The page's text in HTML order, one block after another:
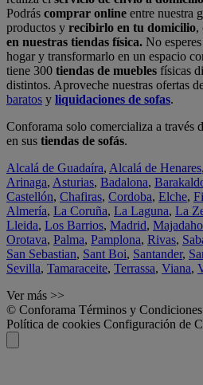
Podrás comprar online entre nuestra
productos y recibirlo en tu domicilio,
en nuestras tiendas física. No
hogar y transformarlo en un espacio
tiene 300 tiendas de muebles físicas
distintos. Aproveche nuestras ofertas
baratos y liquidaciones de sofas.
Conforama solo comercializa a través
en sus tiendas de sofás.
Alcalá de Guadaíra, Alcalá de Henares,
Arinaga, Asturias, Badalona,
Castellón, Chafiras, Cordoba, Elche,
Almería, La Coruña, La Laguna, La
Lleida, Los Barrios, Madrid,
Orotava, Palma, Pamplona, Rivas,
San Sebastian, Sant Boi, Santander,
Sevilla, Tamaraceite, Terrassa, Viana,
Ver más >>
© Conforama Términos y Condiciones
Política de cookies Configuración de